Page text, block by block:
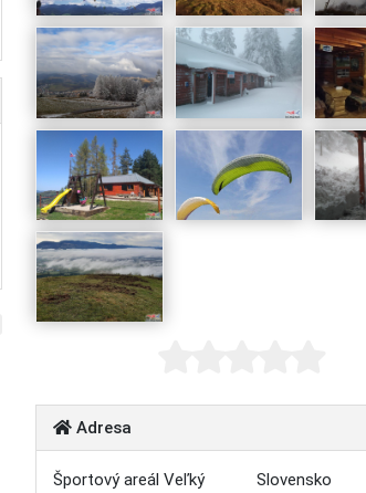
Adresa
Športový areál Veľký
Slovensko